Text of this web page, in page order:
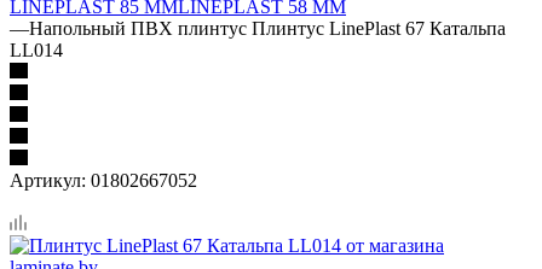
LINEPLAST 85 ММLINEPLAST 58 ММ
—Напольный ПВХ плинтус Плинтус LinePlast 67 Катальпа
LL014
Артикул: 01802667052